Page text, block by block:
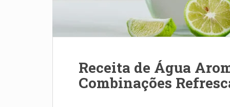
Receita de Água
Combinações